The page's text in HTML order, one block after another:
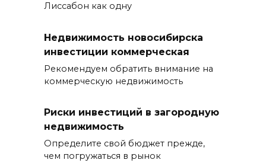
Лиссабон как одну
Недвижимость новосибирска
инвестиции коммерческая
Рекомендуем обратить внимание на
коммерческую недвижимость
Риски инвестиций в загородную
недвижимость
Определите свой бюджет прежде,
чем погружаться в рынок